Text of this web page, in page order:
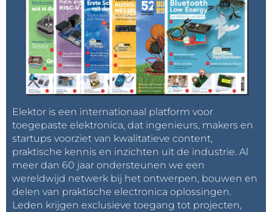
Elektor is een internationaal platform voor
toegepaste elektronica, dat ingenieurs, makers en
startups voorziet van kwalitatieve content,
praktische kennis en inzichten uit de industrie. Al
meer dan 60 jaar ondersteunen we een
wereldwijd netwerk bij het ontwerpen, bouwen en
delen van praktische electronica oplossingen.
Leden krijgen exclusieve toegang tot projecten,